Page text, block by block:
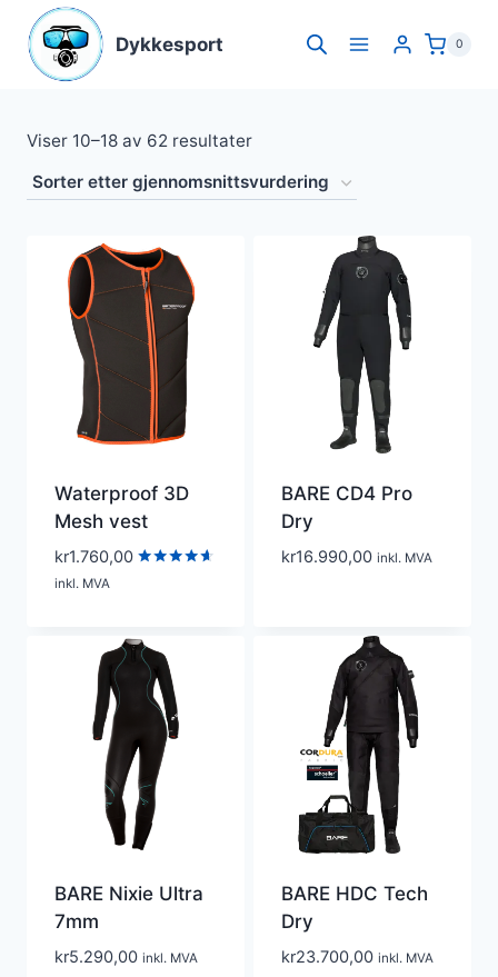
content
Dykkesport 0
Viser 10–18 av 62 resultaterSortert
etter
gjennomsnitlig
Waterproof 3D
Mesh vest
kr1.760,00
inkl. MVA
BARE CD4 Pro
Dry
kr16.990,00 inkl. MVA
BARE Nixie Ultra
7mm
kr5.290,00 inkl. MVA
BARE HDC Tech
Dry
kr23.700,00 inkl. MVA